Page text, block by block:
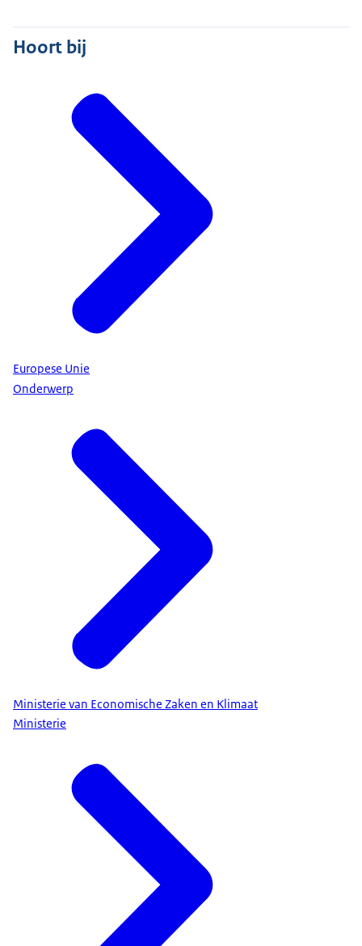
Hoort bij
Europese Unie
Onderwerp
Ministerie van Economische Zaken en Klimaat
Ministerie